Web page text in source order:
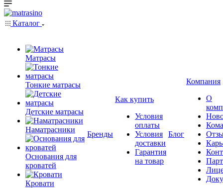
Каталог
Матрасы
Тонкие матрасы
Детские матрасы
Наматрасники
Основания для
кроватей
Кровати
Бренды
Как купить
Условия
оплаты
Условия
доставки
Гарантия
на товар
Блог
Компания
О